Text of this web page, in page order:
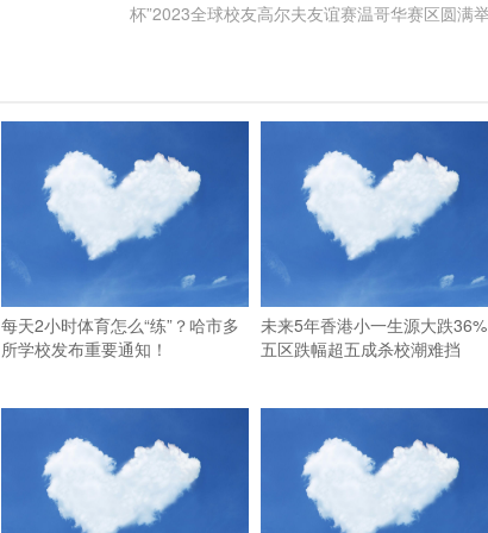
杯”2023全球校友高尔夫友谊赛温哥华赛区圆满
每天2小时体育怎么“练”？哈市多
所学校发布重要通知！
未来5年香港小一生源大跌
五区跌幅超五成杀校潮难挡